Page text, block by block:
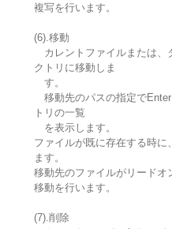
複写を行います。
(6).移動
カレントファイルまたは、
クトリに移動しま
す。
移動先のパスの指定で
トリの一覧
を表示します。
ファイルが既に存在する時に
ます。
移動先のファイルがリードオ
移動を行います。
(7).削除